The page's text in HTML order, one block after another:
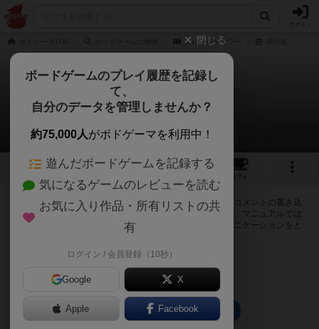
クレイジータワー
クレイジータワー
0件の掲示板
2 1
カフェ
ログインするとクレイジータワーに関する掲示板の作成やコメントの書き込
みが出来るようになります。ルールの疑問やエラッタ情報、マニュアルでは
判断し辛い曖昧な表記等について会員同士で自由にコミュニケーションをと
ログイン/無料会員登録
クレイジータワーのトップに戻る
閉じる
ボードゲームのプレイ履歴を記録し
て、
自分のデータを管理しませんか？
約75,000人がボドゲーマを利用中！
遊んだボードゲームを記録する
気になるゲームのレビューを読む
お気に入り作品・所有リストの共
有
ログイン / 会員登録（10秒）
Google X
Apple Facebook